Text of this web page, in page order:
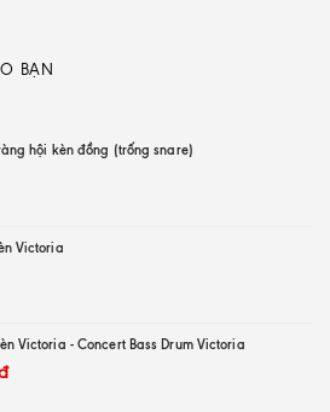
BẠN
hội kèn đồng (trống snare)
Victoria
Victoria - Concert Bass Drum Victoria